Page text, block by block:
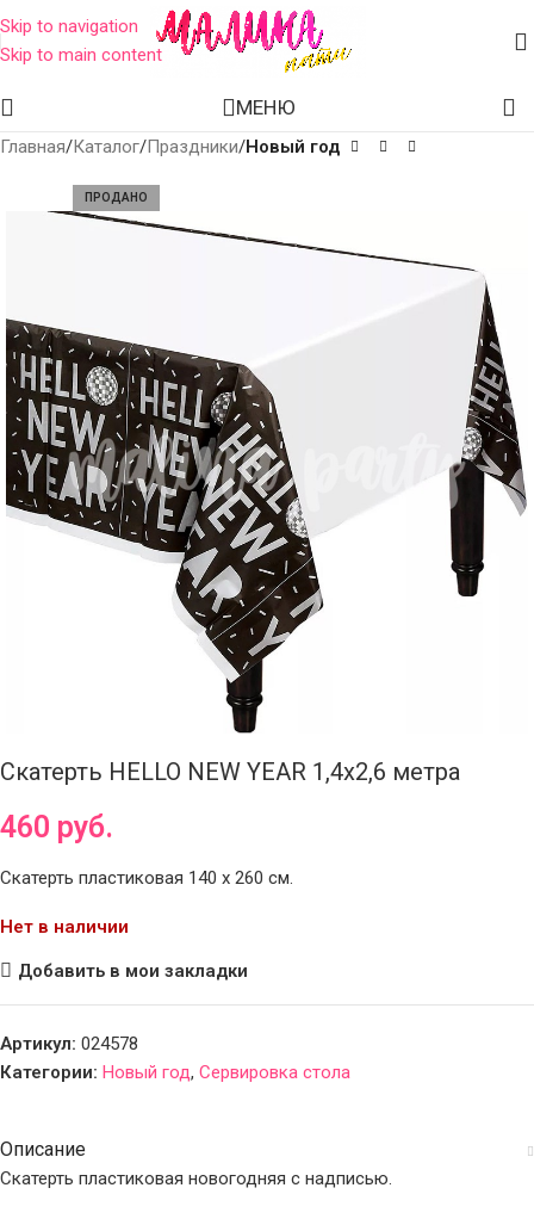
Skip to navigation
Skip to main content
МЕНЮ
Главная Каталог Праздники Новый год
ПРОДАНО
Скатерть HELLO NEW YEAR 1,4х2,6 метра
460 руб.
Скатерть пластиковая 140 х 260 см.
Нет в наличии
Добавить в мои закладки
Артикул: 024578
Категории: Новый год, Сервировка стола
Описание
Скатерть пластиковая новогодняя с надписью.